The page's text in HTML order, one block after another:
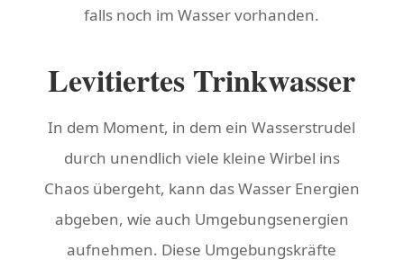
falls noch im Wasser vorhanden.
Levitiertes Trinkwasser
In dem Moment, in dem ein Wasserstrudel
durch unendlich viele kleine Wirbel ins
Chaos übergeht, kann das Wasser Energien
abgeben, wie auch Umgebungsenergien
aufnehmen. Diese Umgebungskräfte